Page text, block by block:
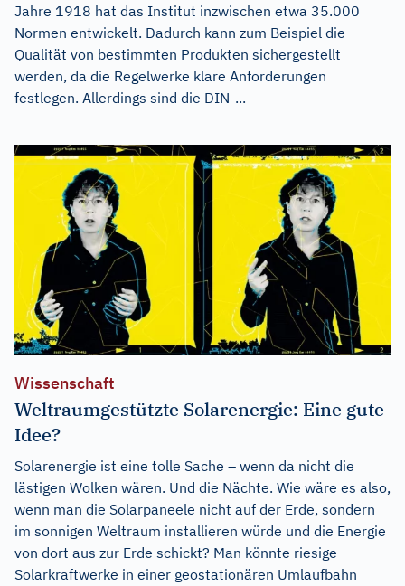
Jahre 1918 hat das Institut inzwischen etwa 35.000
Normen entwickelt. Dadurch kann zum Beispiel die
Qualität von bestimmten Produkten sichergestellt
werden, da die Regelwerke klare Anforderungen
festlegen. Allerdings sind die DIN-...
Wissenschaft
Weltraumgestützte Solarenergie: Eine gute
Idee?
Solarenergie ist eine tolle Sache – wenn da nicht die
lästigen Wolken wären. Und die Nächte. Wie wäre es also,
wenn man die Solarpaneele nicht auf der Erde, sondern
im sonnigen Weltraum installieren würde und die Energie
von dort aus zur Erde schickt? Man könnte riesige
Solarkraftwerke in einer geostationären Umlaufbahn